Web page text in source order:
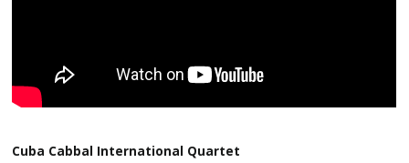
Cuba Cabbal International Quartet